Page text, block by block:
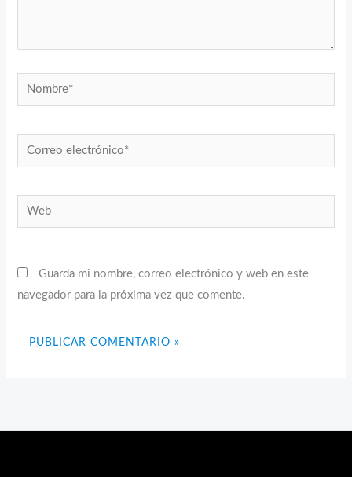
Nombre*
Correo
electrónico*
Web
Guarda mi nombre, correo electrónico y web en este
navegador para la próxima vez que comente.